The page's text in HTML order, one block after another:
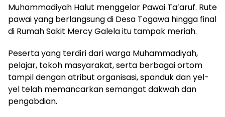
Muhammadiyah Halut menggelar Pawai Ta’aruf. Rute
pawai yang berlangsung di Desa Togawa hingga final
di Rumah Sakit Mercy Galela itu tampak meriah.
Peserta yang terdiri dari warga Muhammadiyah,
pelajar, tokoh masyarakat, serta berbagai ortom
tampil dengan atribut organisasi, spanduk dan yel-
yel telah memancarkan semangat dakwah dan
pengabdian.